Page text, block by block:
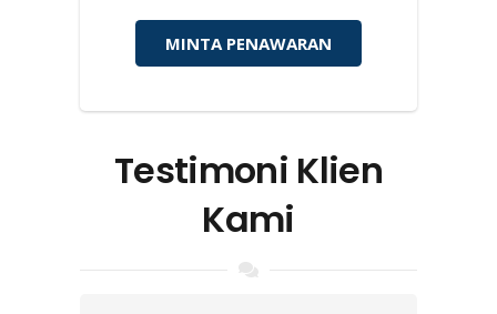
MINTA PENAWARAN
Testimoni Klien
Kami